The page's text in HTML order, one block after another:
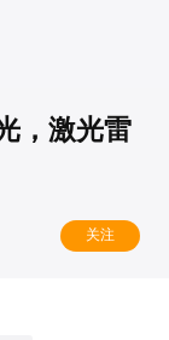
，激光雷
关注